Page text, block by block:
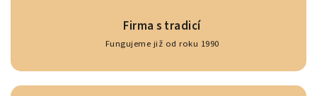
Firma s tradicí
Fungujeme již od roku 1990